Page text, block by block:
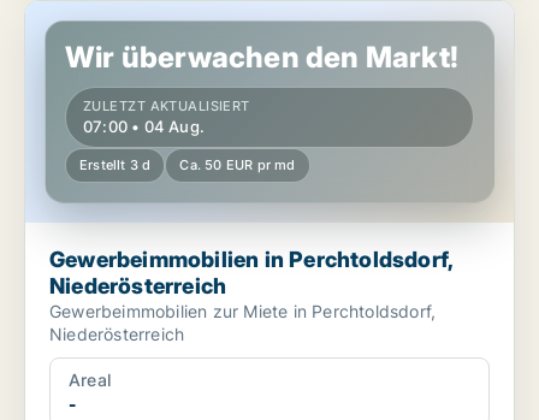
Gewerbeimmobilien in Perchtoldsdorf, Niederösterreich
Wir überwachen den Markt!
ZULETZT AKTUALISIERT
07:00 • 04 Aug.
Erstellt 3 d Ca. 50 EUR pr md
Gewerbeimmobilien in Perchtoldsdorf,
Niederösterreich
Gewerbeimmobilien zur Miete in Perchtoldsdorf,
Niederösterreich
Areal
-